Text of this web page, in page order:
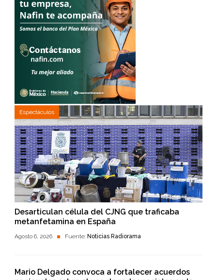
Espectáculos
Desarticulan célula del CJNG que traficaba
metanfetamina en España
Agosto 6, 2026 Fuente: Noticias Radiorama
Mario Delgado convoca a fortalecer acuerdos